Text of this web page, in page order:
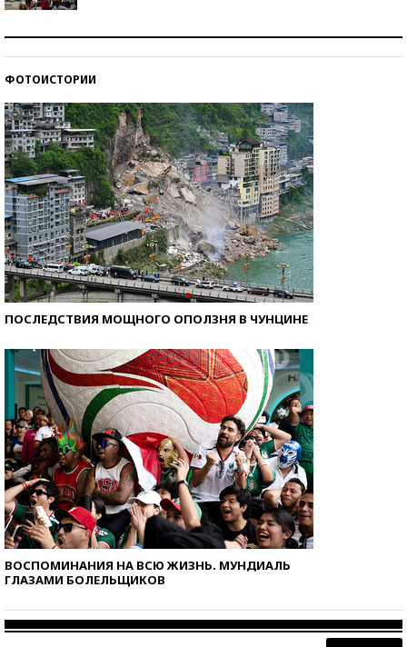
ФОТОИСТОРИИ
ПОСЛЕДСТВИЯ МОЩНОГО ОПОЛЗНЯ В ЧУНЦИНЕ
ВОСПОМИНАНИЯ НА ВСЮ ЖИЗНЬ. МУНДИАЛЬ
ГЛАЗАМИ БОЛЕЛЬЩИКОВ